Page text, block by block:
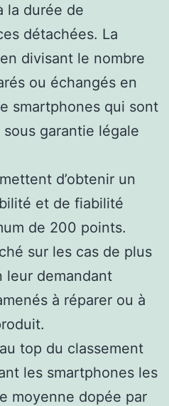
la durée de
détachées. La
divisant le nombre
ou échangés en
smartphones qui sont
garantie légale
d’obtenir un
et de fiabilité
de 200 points.
sur les cas de plus
demandant
à réparer ou à
top du classement
les smartphones les
moyenne dopée par